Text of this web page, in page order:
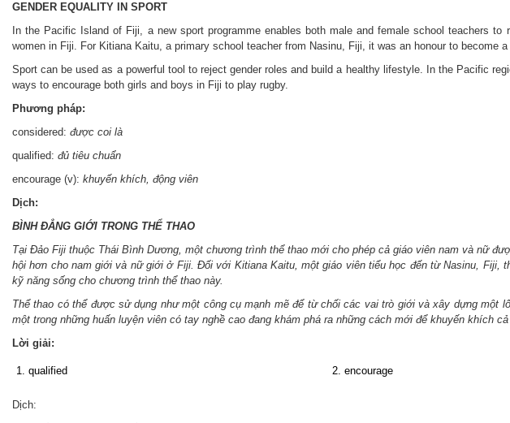
GENDER EQUALITY IN SPORT
In the Pacific Island of Fiji, a new sport programme enables both male and female school teachers
women in Fiji. For Kitiana Kaitu, a primary school teacher from Nasinu, Fiji, it was an honour to become
Sport can be used as a powerful tool to reject gender roles and build a healthy lifestyle. In the Pacific
ways to encourage both girls and boys in Fiji to play rugby.
Phương pháp:
considered: được coi là
qualified: đủ tiêu chuẩn
encourage (v): khuyến khích, động viên
Dịch:
BÌNH ĐẲNG GIỚI TRONG THỂ THAO
Tại Đảo Fiji thuộc Thái Bình Dương, một chương trình thể thao mới cho phép cả giáo viên nam và nữ
hội hơn cho nam giới và nữ giới ở Fiji. Đối với Kitiana Kaitu, một giáo viên tiểu học đến từ Nasinu, Fiji,
kỹ năng sống cho chương trình thể thao này.
Thể thao có thể được sử dụng như một công cụ mạnh mẽ để từ chối các vai trò giới và xây dựng một
một trong những huấn luyện viên có tay nghề cao đang khám phá ra những cách mới để khuyến khích
Lời giải:
1. qualified 2. encourage
Dịch: